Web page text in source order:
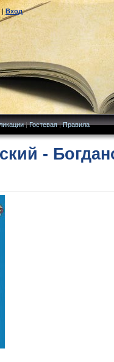
|Вход
|Гостевая|Правила
-